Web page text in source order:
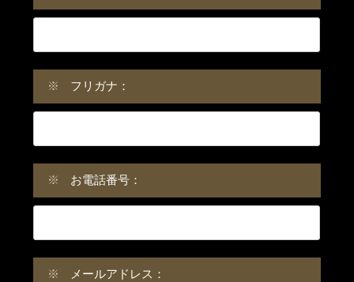
※ フリガナ：
※ お電話番号：
※ メールアドレス：